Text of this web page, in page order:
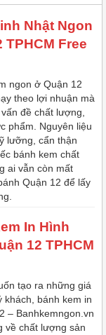
Nhật Ngon
TPHCM Free
ngon ở Quận 12
theo lợi nhuận mà
đề chất lượng,
phẩm. Nguyên liệu
lưỡng, cẩn thận
bánh kem chất
ai vẫn còn mất
Quận 12 để lấy
In Hình
12 TPHCM
tạo ra những giá
khách, bánh kem in
– Banhkemngon.vn
về chất lượng sản